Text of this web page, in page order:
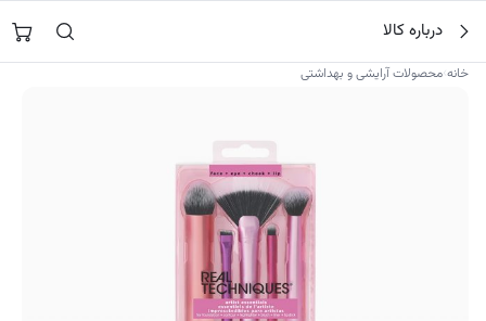
محتوا
جستجو در
درباره کالا
خانه›محصولات آرایشی و بهداشتی